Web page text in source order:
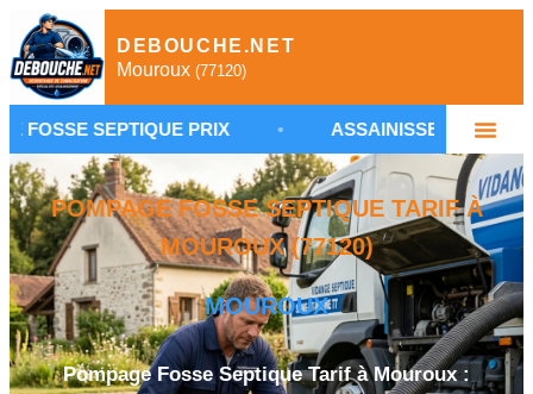
DEBOUCHE.NET
Mouroux (77120)
PRIX • ASSAINISSEMENT NON
POMPAGE FOSSE SEPTIQUE TARIF À
MOUROUX (77120)
MOUROUX
Pompage Fosse Septique Tarif à Mouroux :